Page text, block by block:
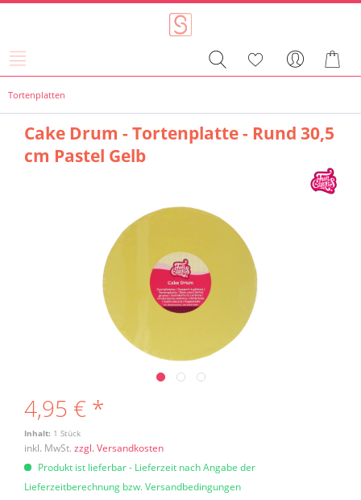
Tortenplatten
Cake Drum - Tortenplatte - Rund 30,5
cm Pastel Gelb
4,95 € *
Inhalt: 1 Stück
inkl. MwSt. zzgl. Versandkosten
Produkt ist lieferbar - Lieferzeit nach Angabe der
Lieferzeitberechnung bzw. Versandbedingungen